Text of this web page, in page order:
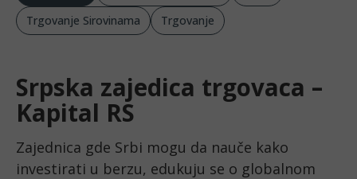
Trgovanje Sirovinama
Trgovanje
Srpska zajedica trgovaca –
Kapital RS
Zajednica gde Srbi mogu da nauče kako
investirati u berzu, edukuju se o globalnom